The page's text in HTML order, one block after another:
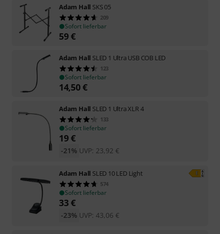
Adam Hall SKS 05
209
Sofort lieferbar
59€
Adam Hall SLED 1 Ultra USB COB LED
123
Sofort lieferbar
14,50€
Adam Hall SLED 1 Ultra XLR 4
133
Sofort lieferbar
19€
UVP: 23,92 €
-21%
Adam Hall SLED 10 LED Light
574
Sofort lieferbar
33€
UVP: 43,06 €
-23%